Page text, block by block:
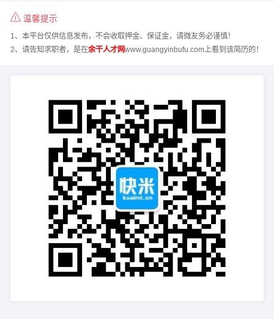
温馨提示
1、本平台仅供信息发布，不会收取押金、保证金，请微友务必谨慎！
2、请告知求职者，是在余干人才网www.guangyinbufu.com上看到该简历的！